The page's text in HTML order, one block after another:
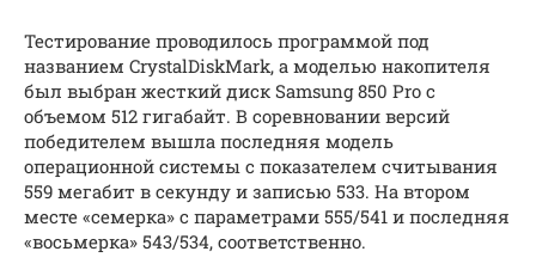
Тестирование проводилось программой под
названием CrystalDiskMark, а моделью накопителя
был выбран жесткий диск Samsung 850 Pro с
объемом 512 гигабайт. В соревновании версий
победителем вышла последняя модель
операционной системы с показателем считывания
559 мегабит в секунду и записью 533. На втором
месте «семерка» с параметрами 555/541 и последняя
«восьмерка» 543/534, соответственно.